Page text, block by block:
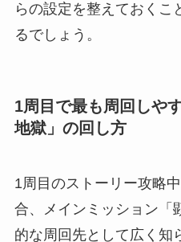
らの設定を整えておくこ
るでしょう。
1周目で最も周回しや
地獄」の回し方
1周目のストーリー攻略
合、メインミッション「
的な周回先として広く知